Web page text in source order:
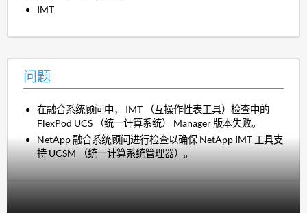
IMT
问题
在融合系统顾问中， IMT （互操作性表工具）检查中的
FlexPod UCS （统一计算系统） Manager 版本失败。
NetApp 融合系统顾问进行检查以确保 NetApp IMT 工具支
持 UCSM （统一计算系统管理器）。